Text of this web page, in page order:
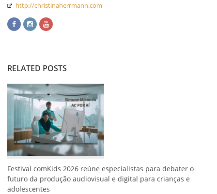
http://christinaherrmann.com
RELATED POSTS
Festival comKids 2026 reúne especialistas para debater o
futuro da produção audiovisual e digital para crianças e
adolescentes